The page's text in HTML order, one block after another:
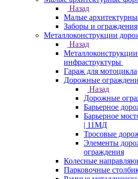
Назад
Малые
Заборы и ограждения
Металлоконструкции
Назад
инфраструктуры
Гараж для мотоцикла
Дорожные
Назад
Дорожные
Барьерное
Барьерное
| 11МД
Тросовые
Элементы
ограждения
Колесные
Парковочные